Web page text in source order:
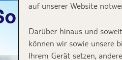
fliegt
auf unserer Website
Darüber hinaus und
können wir sowie unsere
Ihrem Gerät setzen,